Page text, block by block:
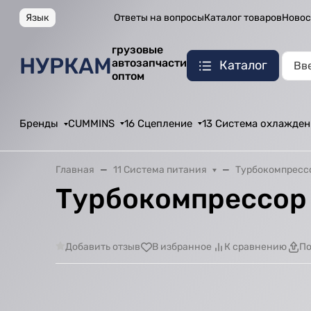
Язык Ответы на вопросыКаталог товаров
НУРКАМ
грузовые
автозапчасти
оптом
Каталог
Бренды CUMMINS 16 Сцепление 13 Система
Главная 11 Система питания
Турбокомпрессор
Добавить отзыв В избранное К сравнению